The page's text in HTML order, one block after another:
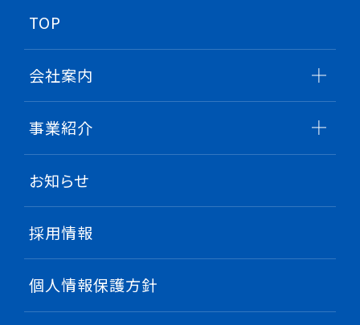
TOP
会社案内
事業紹介
お知らせ
採用情報
個人情報保護方針